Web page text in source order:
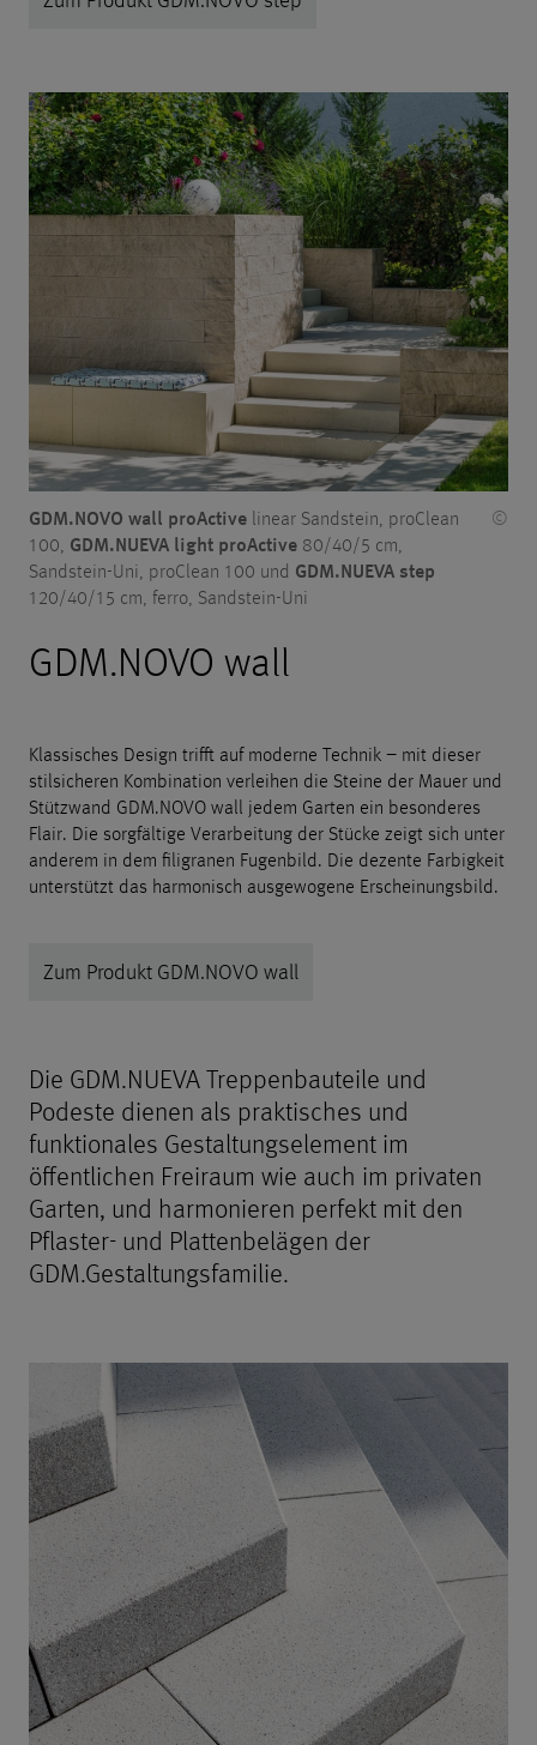
GDM.NOVO wall proActive linear Sandstein, proClean
100, GDM.NUEVA light proActive 80/40/5 cm,
Sandstein-Uni, proClean 100 und GDM.NUEVA step
120/40/15 cm, ferro, Sandstein-Uni
©
GDM.NOVO wall
Klassisches Design trifft auf moderne Technik – mit dieser
stilsicheren Kombination verleihen die Steine der Mauer und
Stützwand GDM.NOVO wall jedem Garten ein besonderes
Flair. Die sorgfältige Verarbeitung der Stücke zeigt sich unter
anderem in dem filigranen Fugenbild. Die dezente Farbigkeit
unterstützt das harmonisch ausgewogene Erscheinungsbild.
Zum Produkt GDM.NOVO wall
Die GDM.NUEVA Treppenbauteile und
Podeste dienen als praktisches und
funktionales Gestaltungselement im
öffentlichen Freiraum wie auch im privaten
Garten, und harmonieren perfekt mit den
Pflaster- und Plattenbelägen der
GDM.Gestaltungsfamilie.